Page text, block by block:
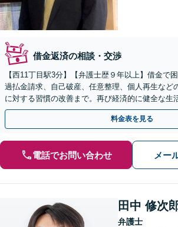
借金返済の相談・交渉
【西11丁目駅3分】【弁護士歴９年以上】借金で
過払金請求、自己破産、任意整理、個人再生など
に対する習慣の改善まで。再び経済的に健全な生
にサポートします。【分割払いOK】【法テラス
料金表を見る
電話でお問い合わせ メー
田中 修次
弁護士